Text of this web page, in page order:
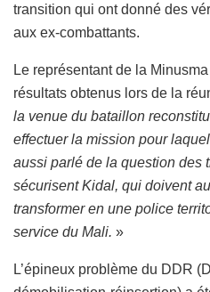
transition qui ont donné des
aux ex-combattants.
Le représentant de la
résultats obtenus lors de la
la venue du bataillon
effectuer la mission pour
aussi parlé de la question des
sécurisent Kidal, qui doivent
transformer en une police
service du Mali. »
L’épineux problème du DDR